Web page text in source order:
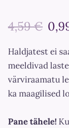
4,59 €
Haldjatest ei
meeldivad
värviraamatu
ka maagilised
Pane tähele!